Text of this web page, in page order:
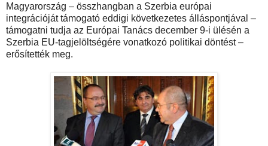
Magyarország – összhangban a Szerbia európai
integrációját támogató eddigi következetes álláspontjával –
támogatni tudja az Európai Tanács december 9-i ülésén a
Szerbia EU-tagjelöltségére vonatkozó politikai döntést –
erősítették meg.